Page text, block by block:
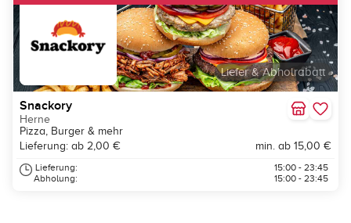
Liefer & Abholrabatt
Snackory
Herne
Pizza, Burger & mehr
Lieferung: ab 2,00 €
min. ab 15,00 €
Lieferung:
Abholung:
15:00 - 23:45
15:00 - 23:45